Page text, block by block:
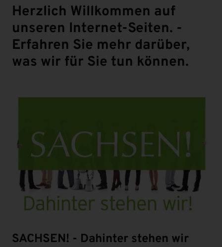
Herzlich Willkommen auf
unseren Internet-Seiten. -
Erfahren Sie mehr darüber,
was wir für Sie tun können.
SACHSEN! - Dahinter stehen wir